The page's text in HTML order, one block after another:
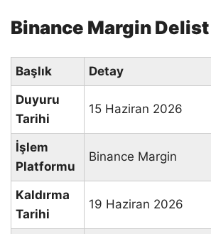
Binance Margin
Başlık
Detay
Duyuru
Tarihi
15 Haziran 2026
İşlem
Platformu
Binance Margin
Kaldırma
Tarihi
19 Haziran 2026